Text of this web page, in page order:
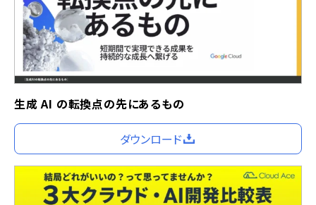
生成 AI の転換点の先にあるもの
ダウンロード